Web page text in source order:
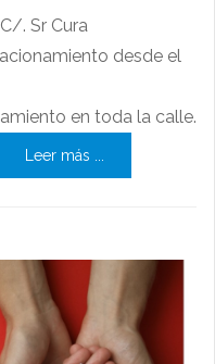
. Sr Cura
desde el
en toda la calle.
Leer más ...